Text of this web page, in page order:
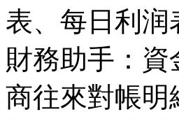
表、每日利润
財務助手：
商往來對帳明